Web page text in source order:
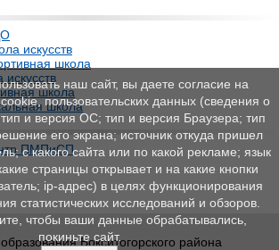
искусств
школа
школа
школа
ПМПиСП
Бокситогорского района
наш сайт, вы даете согласие на
пользовательских данных (сведения о
и версия ОС; тип и версия Браузера; тип
его экрана; источник откуда пришел
с какого сайта или по какой рекламе; язык
страницы открывает и на какие кнопки
ip-адрес) в целях функционирования
статистических исследований и обзоров.
чтобы ваши данные обрабатывались,
покиньте сайт.